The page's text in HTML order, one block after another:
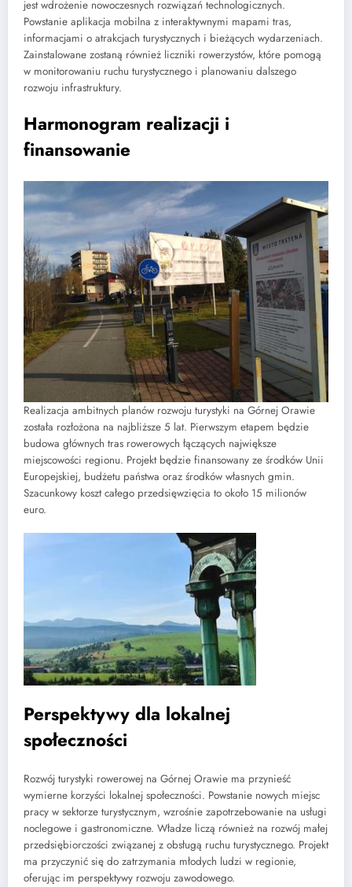
jest wdrożenie nowoczesnych rozwiązań technologicznych.
Powstanie aplikacja mobilna z interaktywnymi mapami tras,
informacjami o atrakcjach turystycznych i bieżących wydarzeniach.
Zainstalowane zostaną również liczniki rowerzystów, które pomogą
w monitorowaniu ruchu turystycznego i planowaniu dalszego
rozwoju infrastruktury.
Harmonogram realizacji i
finansowanie
Realizacja ambitnych planów rozwoju turystyki na Górnej Orawie
została rozłożona na najbliższe 5 lat. Pierwszym etapem będzie
budowa głównych tras rowerowych łączących największe
miejscowości regionu. Projekt będzie finansowany ze środków Unii
Europejskiej, budżetu państwa oraz środków własnych gmin.
Szacunkowy koszt całego przedsięwzięcia to około 15 milionów
euro.
Perspektywy dla lokalnej
społeczności
Rozwój turystyki rowerowej na Górnej Orawie ma przynieść
wymierne korzyści lokalnej społeczności. Powstanie nowych miejsc
pracy w sektorze turystycznym, wzrośnie zapotrzebowanie na usługi
noclegowe i gastronomiczne. Władze liczą również na rozwój małej
przedsiębiorczości związanej z obsługą ruchu turystycznego. Projekt
ma przyczynić się do zatrzymania młodych ludzi w regionie,
oferując im perspektywy rozwoju zawodowego.